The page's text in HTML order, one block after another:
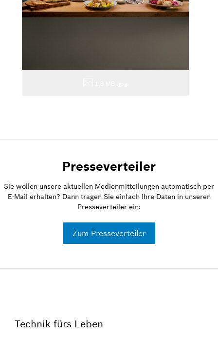
Presseverteiler
Sie wollen unsere aktuellen Medienmitteilungen automatisch per
E-Mail erhalten? Dann tragen Sie einfach Ihre Daten in unseren
Presseverteiler ein:
Zum Presseverteiler
Technik fürs Leben